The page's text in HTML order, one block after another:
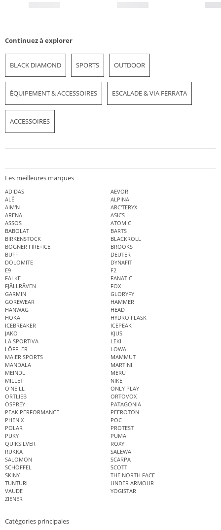
Continuez à explorer
BLACK DIAMOND SPORTS OUTDOOR
ÉQUIPEMENT & ACCESSOIRES ESCALADE & VIA FERRATA
ACCESSOIRES
Les meilleures marques
ADIDAS
AEVOR
ALÉ
ALPINA
AIM'N
ARC'TERYX
ARENA
ASICS
ASSOS
ATOMIC
BABOLAT
BARTS
BIRKENSTOCK
BLACKROLL
BOGNER FIRE+ICE
BROOKS
BUFF
DEUTER
DOLOMITE
DYNAFIT
E9
F2
FALKE
FANATIC
FJÄLLRÄVEN
FOX
GARMIN
GLORYFY
GOREWEAR
HAMMER
HANWAG
HEAD
HOKA
HYDRO FLASK
ICEBREAKER
ICEPEAK
JAKO
KJUS
LA SPORTIVA
LEKI
LÖFFLER
LOWA
MAIER SPORTS
MAMMUT
MANDALA
MARTINI
MEINDL
MERU
MILLET
NIKE
O'NEILL
ONLY PLAY
ORTLIEB
ORTOVOX
OSPREY
PATAGONIA
PEAK PERFORMANCE
PEEROTON
PHENIX
POC
POLAR
PROTEST
PUKY
PUMA
QUIKSILVER
ROXY
RUKKA
SALEWA
SALOMON
SCARPA
SCHÖFFEL
SCOTT
SKINY
THE NORTH FACE
TUNTURI
UNDER ARMOUR
VAUDE
YOGISTAR
ZIENER
Catégories principales